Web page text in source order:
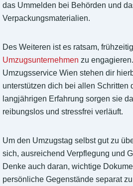
das Ummelden bei Behörden und
Verpackungsmaterialien.
Des Weiteren ist es ratsam,
Umzugsunternehmen zu
Umzugsservice Wien stehen dir
unterstützen dich bei allen Schritten
langjährigen Erfahrung sorgen sie
reibungslos und stressfrei verläuft.
Um den Umzugstag selbst gut zu
sich, ausreichend Verpflegung und
Denke auch daran, wichtige
persönliche Gegenstände separat